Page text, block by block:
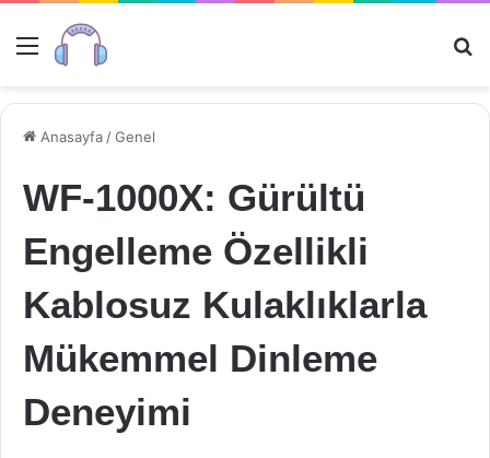
Menü
Anasayfa /Genel
WF-1000X: Gürültü
Engelleme Özellikli
Kablosuz Kulaklıklarla
Mükemmel Dinleme
Deneyimi